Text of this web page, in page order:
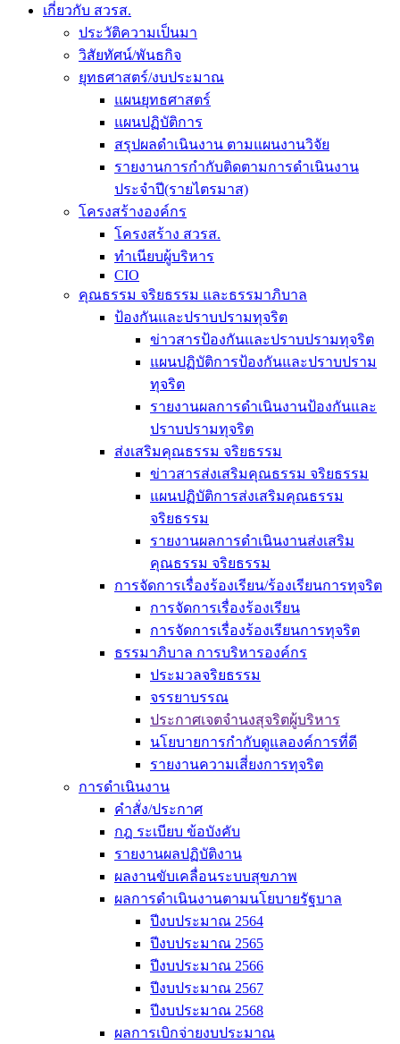
เกี่ยวกับ สวรส.
ประวัติความเป็นมา
วิสัยทัศน์/พันธกิจ
ยุทธศาสตร์/งบประมาณ
แผนยุทธศาสตร์
แผนปฏิบัติการ
สรุปผลดำเนินงาน ตามแผนงานวิจัย
รายงานการกำกับติดตามการดำเนินงาน
ประจำปี(รายไตรมาส)
โครงสร้างองค์กร
โครงสร้าง สวรส.
ทำเนียบผู้บริหาร
CIO
คุณธรรม จริยธรรม และธรรมาภิบาล
ป้องกันและปราบปรามทุจริต
ข่าวสารป้องกันและปราบปรามทุจริต
แผนปฏิบัติการป้องกันและปราบปราม
ทุจริต
รายงานผลการดำเนินงานป้องกันและ
ปราบปรามทุจริต
ส่งเสริมคุณธรรม จริยธรรม
ข่าวสารส่งเสริมคุณธรรม จริยธรรม
แผนปฏิบัติการส่งเสริมคุณธรรม
จริยธรรม
รายงานผลการดำเนินงานส่งเสริม
คุณธรรม จริยธรรม
การจัดการเรื่องร้องเรียน/ร้องเรียนการทุจริต
การจัดการเรื่องร้องเรียน
การจัดการเรื่องร้องเรียนการทุจริต
ธรรมาภิบาล การบริหารองค์กร
ประมวลจริยธรรม
จรรยาบรรณ
ประกาศเจตจำนงสุจริตผู้บริหาร
นโยบายการกำกับดูแลองค์การที่ดี
รายงานความเสี่ยงการทุจริต
การดำเนินงาน
คำสั่ง/ประกาศ
กฎ ระเบียบ ข้อบังคับ
รายงานผลปฏิบัติงาน
ผลงานขับเคลื่อนระบบสุขภาพ
ผลการดำเนินงานตามนโยบายรัฐบาล
ปีงบประมาณ 2564
ปีงบประมาณ 2565
ปีงบประมาณ 2566
ปีงบประมาณ 2567
ปีงบประมาณ 2568
ผลการเบิกจ่ายงบประมาณ